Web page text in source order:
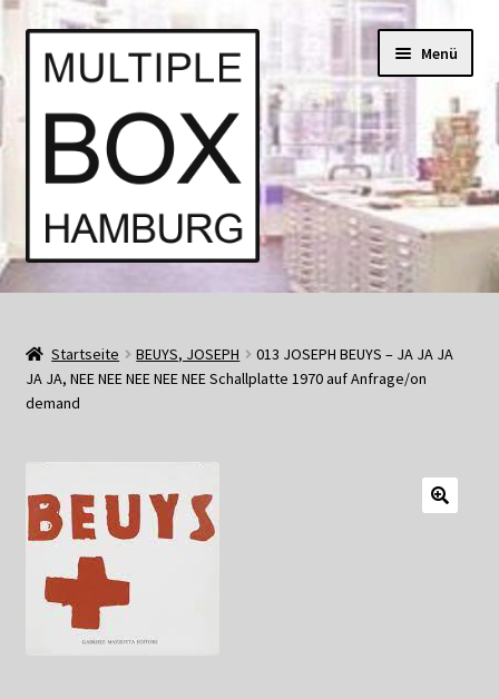
Zur
Navigation
Springe
zum
Menü
Start
AGB
Aktuell • Angebote
Bücher und Kataloge
Datenschutzerklärung
Impressum
Startseite BEUYS, JOSEPH
013 JOSEPH BEUYS – JA JA JA
JA JA, NEE NEE NEE NEE NEE Schallplatte 1970 auf Anfrage/on
demand